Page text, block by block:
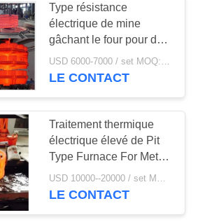
de fonte
de fonte
Type résistance
électrique de mine
gâchant le four pour des
pièces de matériaux
d'acier au carbone
USD 6000-7000 / set MOQ:1 jeu
LE CONTACT
Traitement thermique
électrique élevé de Pit
Type Furnace For Metal
de vide du rendement
55kw
USD 10000--20000 / set MOQ:1 ensemble
LE CONTACT